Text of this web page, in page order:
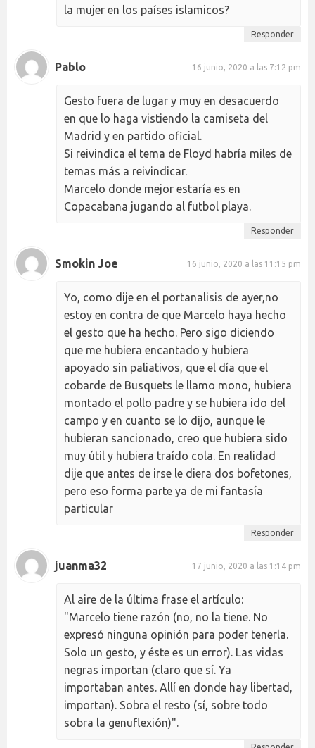
la mujer en los países islamicos?
Responder
Pablo 16 junio, 2020 a las 7:12 pm
Gesto fuera de lugar y muy en desacuerdo
en que lo haga vistiendo la camiseta del
Madrid y en partido oficial.
Si reivindica el tema de Floyd habría miles de
temas más a reivindicar.
Marcelo donde mejor estaría es en
Copacabana jugando al futbol playa.
Responder
Smokin Joe 16 junio, 2020 a las 11:15 pm
Yo, como dije en el portanalisis de ayer,no
estoy en contra de que Marcelo haya hecho
el gesto que ha hecho. Pero sigo diciendo
que me hubiera encantado y hubiera
apoyado sin paliativos, que el día que el
cobarde de Busquets le llamo mono, hubiera
montado el pollo padre y se hubiera ido del
campo y en cuanto se lo dijo, aunque le
hubieran sancionado, creo que hubiera sido
muy útil y hubiera traído cola. En realidad
dije que antes de irse le diera dos bofetones,
pero eso forma parte ya de mi fantasía
particular
Responder
juanma32 17 junio, 2020 a las 1:14 pm
Al aire de la última frase el artículo:
"Marcelo tiene razón (no, no la tiene. No
expresó ninguna opinión para poder tenerla.
Solo un gesto, y éste es un error). Las vidas
negras importan (claro que sí. Ya
importaban antes. Allí en donde hay libertad,
importan). Sobra el resto (sí, sobre todo
sobra la genuflexión)".